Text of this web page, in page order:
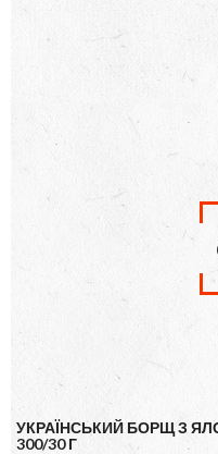
УКРАЇНСЬКИЙ БОРЩ З
300/30 Г